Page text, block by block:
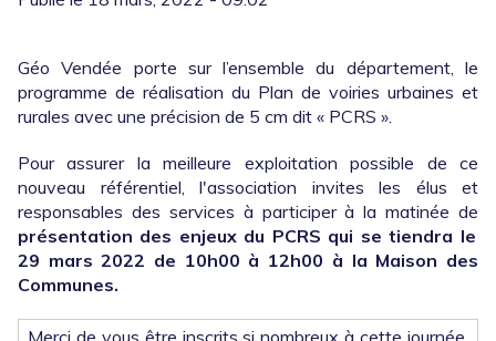
Géo Vendée porte sur l’ensemble du département, le
programme de réalisation du Plan de voiries urbaines et
rurales avec une précision de 5 cm dit « PCRS ».
Pour assurer la meilleure exploitation possible de ce
nouveau référentiel, l'association invites les élus et
responsables des services à participer à la matinée de
présentation des enjeux du PCRS qui se tiendra le
29 mars 2022 de 10h00 à 12h00 à la Maison des
Communes.